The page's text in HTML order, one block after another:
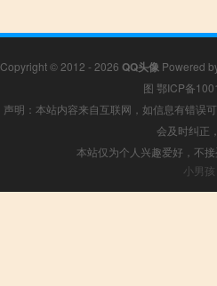
Copyright © 2012 - 2026 QQ头像 Powered
图 鄂ICP备
声明：本站内容来自互联网，如信息有错误
会及时纠正
本站仅为个人兴趣爱好，不
小男孩